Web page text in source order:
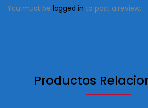
You must be logged in to post a review.
Productos